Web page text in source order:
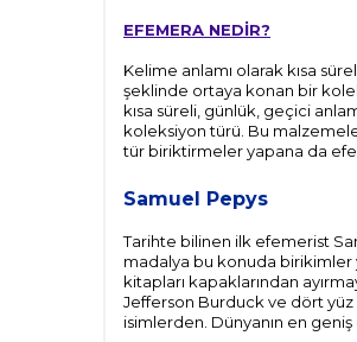
EFEMERA NEDİR?
Kelime anlamı olarak kısa
şeklinde ortaya konan bir
kısa süreli, günlük, geçici
koleksiyon türü. Bu
tür biriktirmeler yapana da
Samuel Pepys
Tarihte bilinen ilk efemerist
madalya bu konuda birikimler
kitapları kapaklarından
Jefferson Burduck ve dört yüz
isimlerden. Dünyanın en